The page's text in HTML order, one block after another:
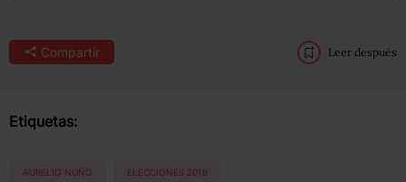
Compartir Leer después
Etiquetas:
AURELIO NUÑO ELECCIONES 2018